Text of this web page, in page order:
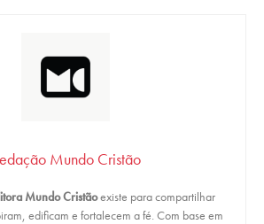
Mundo Cristão
Mundo Cristãoexiste para compartilhar
edificam e fortalecem a fé. Com base em